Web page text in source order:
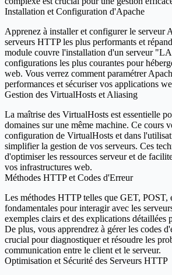
Installation et Configuration d'Apache
Apprenez à installer et configurer le serveur
serveurs HTTP les plus performants et
module couvre l'installation d'un serveur
configurations les plus courantes pour
web. Vous verrez comment paramétrer
performances et sécuriser vos applications
Gestion des VirtualHosts et Aliasing
La maîtrise des VirtualHosts est essentielle
domaines sur une même machine. Ce cours
configuration de VirtualHosts et dans
simplifier la gestion de vos serveurs. Ces
d'optimiser les ressources serveur et de
vos infrastructures web.
Méthodes HTTP et Codes d'Erreur
Les méthodes HTTP telles que GET,
fondamentales pour interagir avec les
exemples clairs et des explications détaillées
De plus, vous apprendrez à gérer les codes
crucial pour diagnostiquer et résoudre les
communication entre le client et le serveur.
Optimisation et Sécurité des Serveurs HTTP